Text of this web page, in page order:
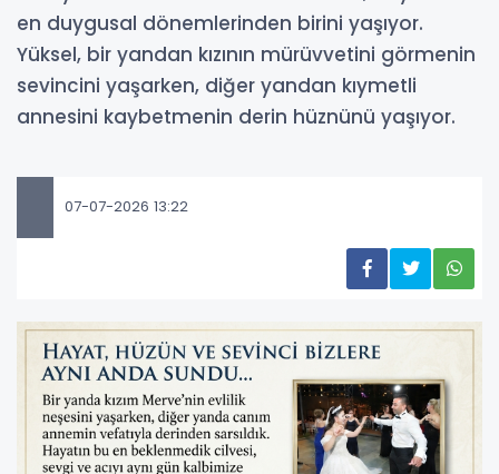
en duygusal dönemlerinden birini yaşıyor.
Yüksel, bir yandan kızının mürüvvetini görmenin
sevincini yaşarken, diğer yandan kıymetli
annesini kaybetmenin derin hüznünü yaşıyor.
07-07-2026 13:22